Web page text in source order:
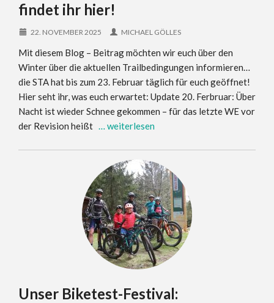
findet ihr hier!
22. NOVEMBER 2025 MICHAEL GÖLLES
Mit diesem Blog – Beitrag möchten wir euch über den
Winter über die aktuellen Trailbedingungen informieren…
die STA hat bis zum 23. Februar täglich für euch geöffnet!
Hier seht ihr, was euch erwartet: Update 20. Ferbruar: Über
Nacht ist wieder Schnee gekommen – für das letzte WE vor
der Revision heißt … weiterlesen
Unser Biketest-Festival: